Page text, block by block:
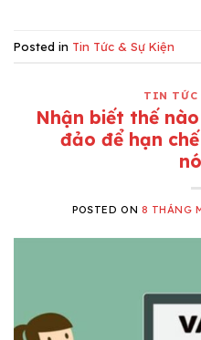
Posted in Tin Tức & Sự Kiện
TIN TỨC
Nhận biết thế
đảo để hạn
POSTED ON 8 THÁNG